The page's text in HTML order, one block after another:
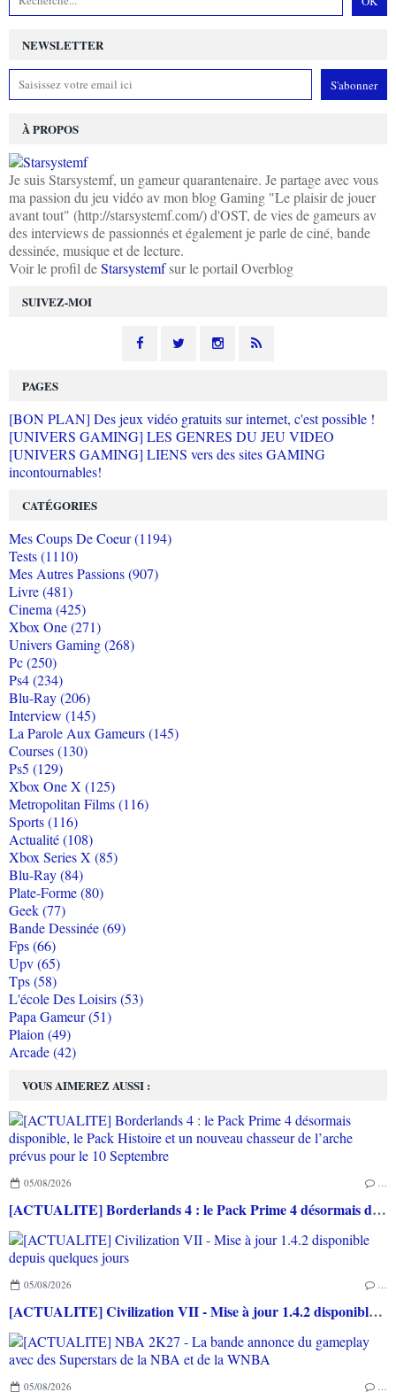
NEWSLETTER
SUIVEZ-MOI
À PROPOS
Je suis Starsystemf, un gameur quarantenaire. Je partage avec vous
ma passion du jeu vidéo av mon blog Gaming "Le plaisir de jouer
avant tout" (http://starsystemf.com/) d'OST, de vies de gameurs av
des interviews de passionnés et également je parle de ciné, bande
dessinée, musique et de lecture.
Voir le profil deStarsystemfsur le portail Overblog
VOUS AIMEREZ AUSSI :
05/08/2026
[ACTUALITE] Borderlands 4 : le Pack Prime 4 désormais disponible, le Pack Histoire et un nouveau chasseur de l’arche prévus pour le 10 Septembre
05/08/2026
[ACTUALITE] Civilization VII - Mise à jour 1.4.2 disponible depuis quelques jours
05/08/2026
PAGES
[BON PLAN] Des jeux vidéo gratuits sur internet, c'est possible !
[UNIVERS GAMING] LES GENRES DU JEU VIDEO
[UNIVERS GAMING] LIENS vers des sites GAMING
incontournables!
CATÉGORIES
Mes Coups De Coeur (1194)
Tests (1110)
Mes Autres Passions (907)
Livre (481)
Cinema (425)
Xbox One (271)
Univers Gaming (268)
Pc (250)
Ps4 (234)
Blu-Ray (206)
Interview (145)
La Parole Aux Gameurs (145)
Courses (130)
Ps5 (129)
Xbox One X (125)
Metropolitan Films (116)
Sports (116)
Actualité (108)
Xbox Series X (85)
Blu-Ray (84)
Plate-Forme (80)
Geek (77)
Bande Dessinée (69)
Fps (66)
Upv (65)
Tps (58)
L'école Des Loisirs (53)
Papa Gameur (51)
Plaion (49)
Arcade (42)